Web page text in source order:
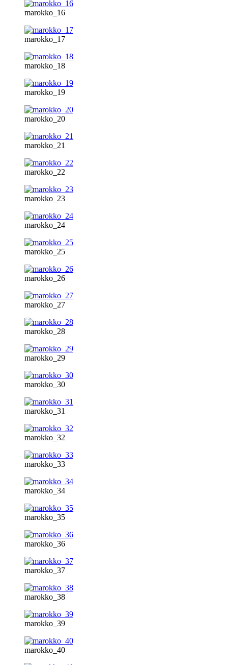
marokko_16
marokko_17
marokko_18
marokko_19
marokko_20
marokko_21
marokko_22
marokko_23
marokko_24
marokko_25
marokko_26
marokko_27
marokko_28
marokko_29
marokko_30
marokko_31
marokko_32
marokko_33
marokko_34
marokko_35
marokko_36
marokko_37
marokko_38
marokko_39
marokko_40